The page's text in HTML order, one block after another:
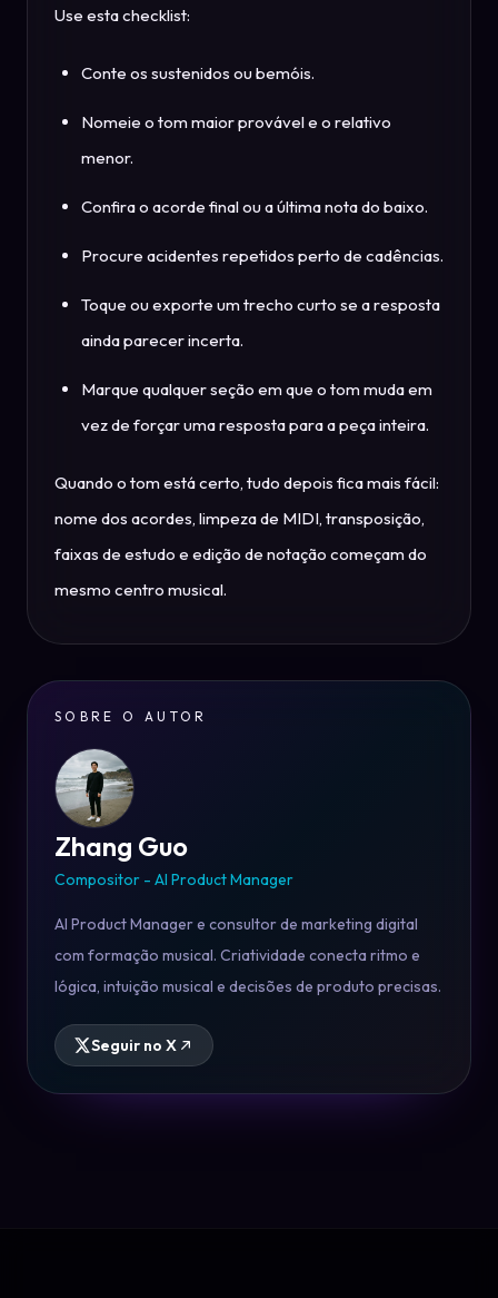
Use esta checklist:
Conte os sustenidos ou bemóis.
Nomeie o tom maior provável e o relativo
menor.
Confira o acorde final ou a última nota do baixo.
Procure acidentes repetidos perto de cadências.
Toque ou exporte um trecho curto se a resposta
ainda parecer incerta.
Marque qualquer seção em que o tom muda em
vez de forçar uma resposta para a peça inteira.
Quando o tom está certo, tudo depois fica mais fácil:
nome dos acordes, limpeza de MIDI, transposição,
faixas de estudo e edição de notação começam do
mesmo centro musical.
SOBRE O AUTOR
Zhang Guo
Compositor - AI Product Manager
AI Product Manager e consultor de marketing digital
com formação musical. Criatividade conecta ritmo e
lógica, intuição musical e decisões de produto precisas.
Seguir no X